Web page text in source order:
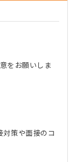
をお願いしま
対策や面接のコ